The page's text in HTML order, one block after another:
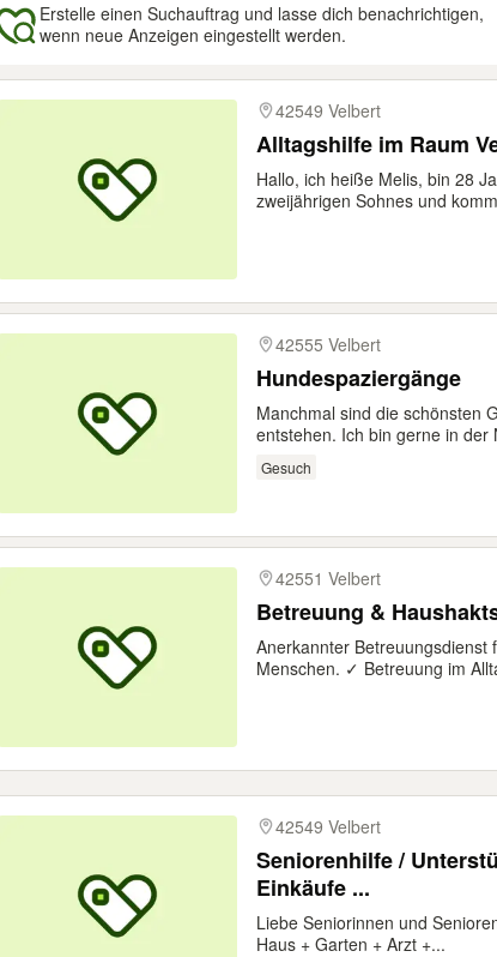
Erstelle einen Suchauftrag und lasse dich benachrichtigen,
wenn neue Anzeigen eingestellt werden.
42549 Velbert
Alltagshilfe im Raum
Hallo, ich heiße Melis, bin 28
zweijährigen Sohnes und
42555 Velbert
Hundespaziergänge
Manchmal sind die schönsten
entstehen. Ich bin gerne in der
Gesuch
42551 Velbert
Betreuung &
Anerkannter
Menschen. ✓ Betreuung im
42549 Velbert
Seniorenhilfe /
Einkäufe ...
Liebe Seniorinnen und
Haus + Garten + Arzt +...